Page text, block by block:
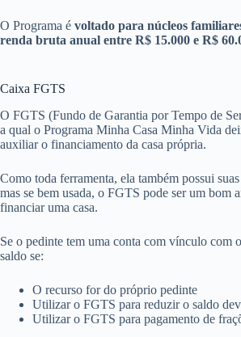
O Programa é voltado para núcleos
renda bruta anual entre R$ 15.000 e R$
Caixa FGTS
O FGTS (Fundo de Garantia por Tempo de
a qual o Programa Minha Casa Minha Vida
auxiliar o financiamento da casa própria.
Como toda ferramenta, ela também possui
mas se bem usada, o FGTS pode ser um bom
financiar uma casa.
Se o pedinte tem uma conta com vínculo com
saldo se:
O recurso for do próprio pedinte
Utilizar o FGTS para reduzir o saldo
Utilizar o FGTS para pagamento de